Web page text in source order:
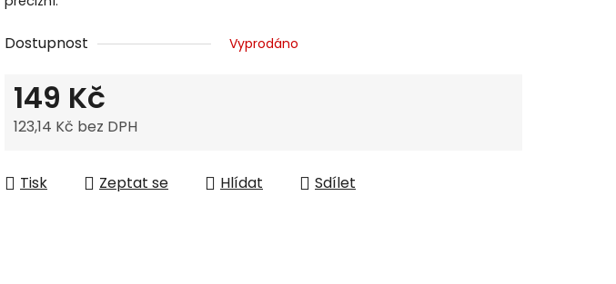
5
Dostupnost Vyprodáno
149 Kč
123,14 Kč bez DPH
Tisk
Zeptat se Hlídat Sdílet